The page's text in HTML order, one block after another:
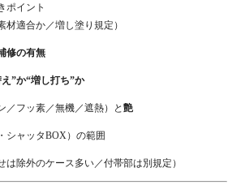
ポイント
材適合か／増し塗り規定）
修の有無
”か“増し打ち”か
／フッ素／無機／遮熱）と艶
シャッタBOX）の範囲
は除外のケース多い／付帯部は別規定）